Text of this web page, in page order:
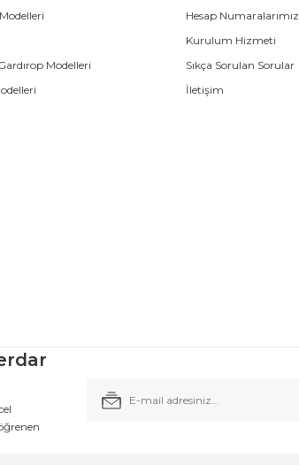
Modelleri
Hesap Numaralarımız
Kurulum Hizmeti
Sıkça Sorulan Sorular
İletişim